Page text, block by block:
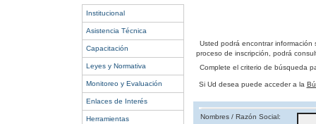
Institucional
Asistencia Técnica
Capacitación
Leyes y Normativa
Monitoreo y Evaluación
Enlaces de Interés
Herramientas
Usted podrá encontrar
proceso de inscripción, podrá
Complete el criterio de búsqueda
Si Ud desea puede acceder a la
Nombres / Razón Social: